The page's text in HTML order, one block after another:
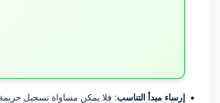
إرساء مبدأ التناسب: فلا يمكن مساواة تسجيل